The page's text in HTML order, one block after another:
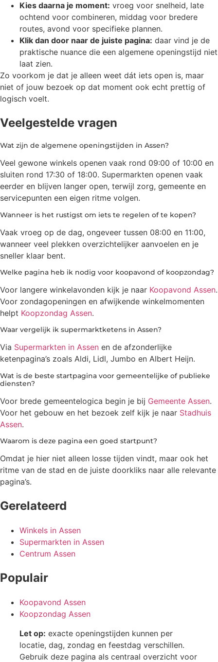
Kies daarna je moment: vroeg voor snelheid, late
ochtend voor combineren, middag voor bredere
routes, avond voor specifieke plannen.
Klik dan door naar de juiste pagina: daar vind je de
praktische nuance die een algemene openingstijd niet
laat zien.
Zo voorkom je dat je alleen weet dát iets open is, maar
niet of jouw bezoek op dat moment ook echt prettig of
logisch voelt.
Veelgestelde vragen
Wat zijn de algemene openingstijden in Assen?
Veel gewone winkels openen vaak rond 09:00 of 10:00 en
sluiten rond 17:30 of 18:00. Supermarkten openen vaak
eerder en blijven langer open, terwijl zorg, gemeente en
servicepunten een eigen ritme volgen.
Wanneer is het rustigst om iets te regelen of te kopen?
Vaak vroeg op de dag, ongeveer tussen 08:00 en 11:00,
wanneer veel plekken overzichtelijker aanvoelen en je
sneller klaar bent.
Welke pagina heb ik nodig voor koopavond of koopzondag?
Voor langere winkelavonden kijk je naar Koopavond Assen.
Voor zondagopeningen en afwijkende winkelmomenten
helpt Koopzondag Assen.
Waar vergelijk ik supermarktketens in Assen?
Via Supermarkten in Assen en de afzonderlijke
ketenpagina’s zoals Aldi, Lidl, Jumbo en Albert Heijn.
Wat is de beste startpagina voor gemeentelijke of publieke
diensten?
Voor brede gemeentelogica begin je bij Gemeente Assen.
Voor het gebouw en het bezoek zelf kijk je naar Stadhuis
Assen.
Waarom is deze pagina een goed startpunt?
Omdat je hier niet alleen losse tijden vindt, maar ook het
ritme van de stad en de juiste doorkliks naar alle relevante
pagina’s.
Gerelateerd
Winkels in Assen
Supermarkten in Assen
Centrum Assen
Populair
Koopavond Assen
Koopzondag Assen
Let op: exacte openingstijden kunnen per
locatie, dag, zondag en feestdag verschillen.
Gebruik deze pagina als centraal overzicht voor